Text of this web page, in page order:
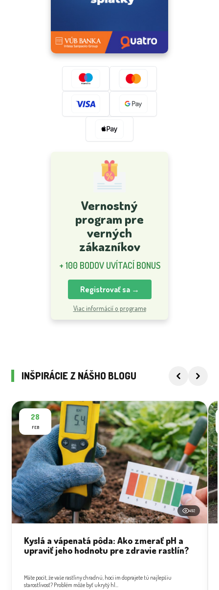
Vernostný
program pre
verných
zákazníkov
+ 100 BODOV UVÍTACÍ BONUS
Registrovať sa →
Viac informácií o programe
INŠPIRÁCIE Z NÁŠHO BLOGU
28
FEB
492
Kyslá a vápenatá pôda: Ako zmerať pH a
upraviť jeho hodnotu pre zdravie rastlín?
Máte pocit, že vaše rastliny chradnú, hoci im doprajete tú najlepšiu
starostlivosť? Problém môže byť ukrytý hl...